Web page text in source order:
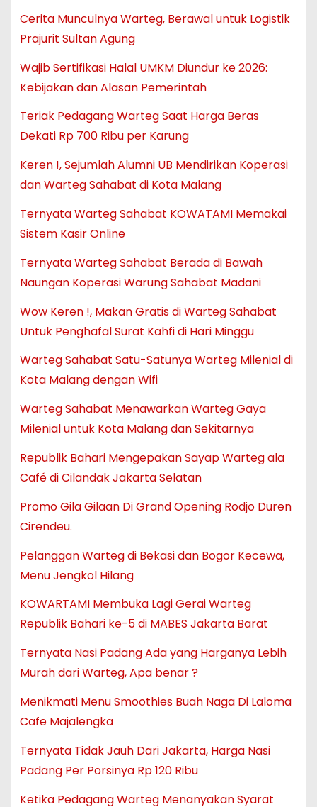
Cerita Munculnya Warteg, Berawal untuk Logistik
Prajurit Sultan Agung
Wajib Sertifikasi Halal UMKM Diundur ke 2026:
Kebijakan dan Alasan Pemerintah
Teriak Pedagang Warteg Saat Harga Beras
Dekati Rp 700 Ribu per Karung
Keren !, Sejumlah Alumni UB Mendirikan Koperasi
dan Warteg Sahabat di Kota Malang
Ternyata Warteg Sahabat KOWATAMI Memakai
Sistem Kasir Online
Ternyata Warteg Sahabat Berada di Bawah
Naungan Koperasi Warung Sahabat Madani
Wow Keren !, Makan Gratis di Warteg Sahabat
Untuk Penghafal Surat Kahfi di Hari Minggu
Warteg Sahabat Satu-Satunya Warteg Milenial di
Kota Malang dengan Wifi
Warteg Sahabat Menawarkan Warteg Gaya
Milenial untuk Kota Malang dan Sekitarnya
Republik Bahari Mengepakan Sayap Warteg ala
Café di Cilandak Jakarta Selatan
Promo Gila Gilaan Di Grand Opening Rodjo Duren
Cirendeu.
Pelanggan Warteg di Bekasi dan Bogor Kecewa,
Menu Jengkol Hilang
KOWARTAMI Membuka Lagi Gerai Warteg
Republik Bahari ke-5 di MABES Jakarta Barat
Ternyata Nasi Padang Ada yang Harganya Lebih
Murah dari Warteg, Apa benar ?
Menikmati Menu Smoothies Buah Naga Di Laloma
Cafe Majalengka
Ternyata Tidak Jauh Dari Jakarta, Harga Nasi
Padang Per Porsinya Rp 120 Ribu
Ketika Pedagang Warteg Menanyakan Syarat